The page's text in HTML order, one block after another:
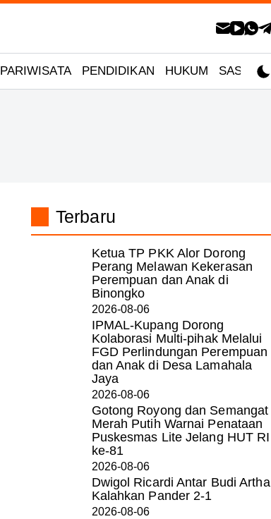
PARIWISATA PENDIDIKAN HUKUM SASTRA
Terbaru
Ketua TP PKK Alor Dorong
Perang Melawan Kekerasan
Perempuan dan Anak di
Binongko
2026-08-06
IPMAL-Kupang Dorong
Kolaborasi Multi-pihak Melalui
FGD Perlindungan Perempuan
dan Anak di Desa Lamahala
Jaya
2026-08-06
Gotong Royong dan Semangat
Merah Putih Warnai Penataan
Puskesmas Lite Jelang HUT RI
ke-81
2026-08-06
Dwigol Ricardi Antar Budi Artha
Kalahkan Pander 2-1
2026-08-06